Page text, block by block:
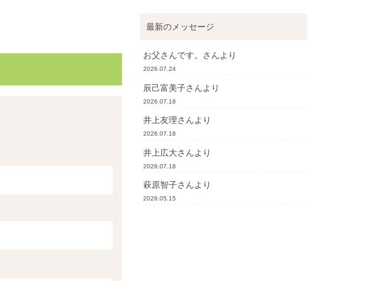
最新のメッセージ
お父さんです。 さんより
2026.07.24
辰己富美子さんより
2026.07.18
井上友理さんより
2026.07.18
井上広大さんより
2026.07.18
萩原智子さんより
2026.05.15